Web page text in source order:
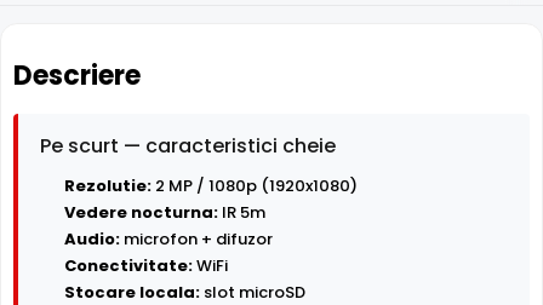
Descriere
Pe scurt — caracteristici cheie
Rezolutie: 2 MP / 1080p (1920x1080)
Vedere nocturna: IR 5m
Audio: microfon + difuzor
Conectivitate:WiFi
Stocare locala: slot microSD